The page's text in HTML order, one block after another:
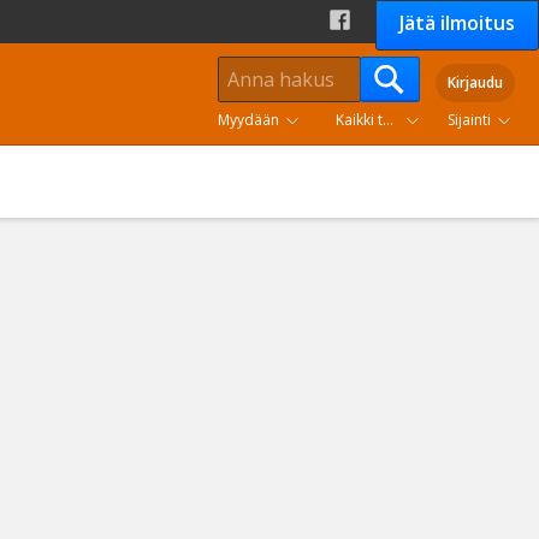
Jätä ilmoitus
Kirjaudu
Myydään
Kaikki tuoteryhmät Sijainti